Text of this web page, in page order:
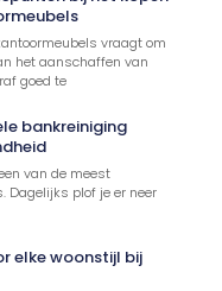
vraagt om
het aanschaffen van
goed te
bankreiniging
van de meest
Dagelijks plof je er neer
elke woonstijl bij